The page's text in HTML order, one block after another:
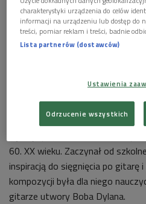
Libański piosenkarz i autor
60. XX wieku. Zaczynał od
inspiracją do sięgnięcia po gitarę
kompozycji była dla niego
gitarze utwory Boba Dylana.
charakterystyki urządzenia do celów
informacji na urządzeniu lub dostęp do
treści, pomiar reklam i treści, badnie
Lista partnerów (dostawców)
Ustawienia
Odrzucenie wszystkich